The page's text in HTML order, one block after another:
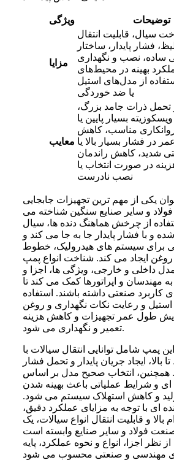
ویژگی توضیحات
مزایا
سیال، قابلیت انتقال
فشار پایدار، ساختار
ساده، نصب و نگهداری
بهینه در محیط‌های
از مدل‌های استیل
یا ضد خوردگی
معایب
ذرات جامد بزرگ،
بسیار پایین یا
روانکاری مناسب، کاهش
در فشار بسیار بالا یا
شدید، کاهش راندمان
در صورت انتخاب یا
نصب نادرست
یکی از مهم‌ ترین تجهیزات جابجایی
و سایر صنایع سنگین شناخته می‌
از چرخش هماهنگ دنده‌ ها، سیال
و با فشار پایدار جا به‌ جا می‌ کند و
برای سیستم‌ های هیدرولیک، خطوط
روغن ایجاد می‌ کند. شناخت انواع پمپ
داخلی و خارجی، ویژگی‌ ها، اجزا و
مهندسان و اپراتورها کمک می‌ کند تا
کاربرد صنعتی داشته باشند. استفاده
استیل و رعایت نکات نگهداری و روغن
طول عمر تجهیزات و کاهش هزینه
تعمیر و نگهداری می‌ شود.
پمپ شامل توانایی انتقال سیالات با
ایجاد جریان پایدار و تحمل فشار
انتخاب صحیح مدل بر اساس
ای و شرایط عملیاتی باعث بهینه شدن
و کاهش استهلاک سیستم می‌ شود.
ای با توجه به مزایای عملکرد دقیق،
بالا و قابلیت انتقال انواع سیالات، یک
صنعت فولاد و سایر صنایع وابسته است
نظر اجزا، انواع و نحوه عملکرد، پایه